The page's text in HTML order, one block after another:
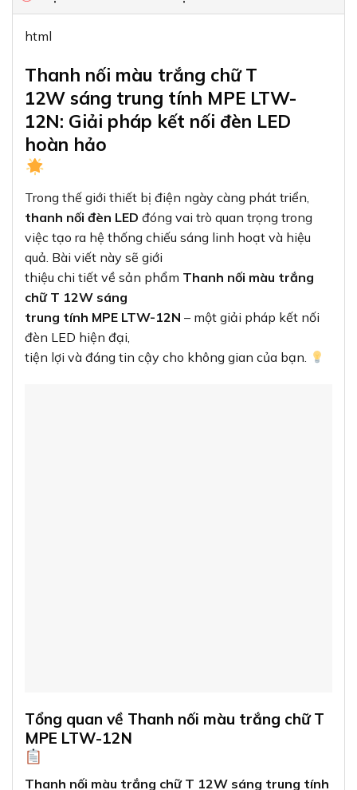
html
Thanh nối màu trắng chữ T
12W sáng trung tính MPE LTW-
12N: Giải pháp kết nối đèn LED
hoàn hảo
Trong thế giới thiết bị điện ngày càng phát triển,
thanh nối đèn LED đóng vai trò quan trọng trong
việc tạo ra hệ thống chiếu sáng linh hoạt và hiệu
quả. Bài viết này sẽ giới
thiệu chi tiết về sản phẩm Thanh nối màu trắng
chữ T 12W sáng
trung tính MPE LTW-12N – một giải pháp kết nối
đèn LED hiện đại,
tiện lợi và đáng tin cậy cho không gian của bạn.
Tổng quan về Thanh nối màu trắng chữ T
MPE LTW-12N
Thanh nối màu trắng chữ T 12W sáng trung tính